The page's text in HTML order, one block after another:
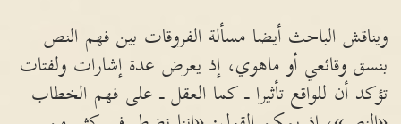
ويناقش الباحث أيضا مسألة الفروقات بين فهم النص
بنسق وقائعي أو ماهوي، إذ يعرض عدة إشارات ولفتات
تؤكد أن للواقع تأثيرا ـ كما العقل ـ على فهم الخطاب